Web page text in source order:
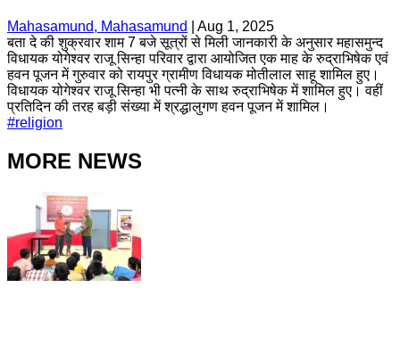
Mahasamund, Mahasamund
Aug 1, 2025
बता दे की शुक्रवार शाम 7 बजे सूत्रों से मिली जानकारी के अनुसार महासमुन्द
विधायक योगेश्वर राजू सिन्हा परिवार द्वारा आयोजित एक माह के रुद्राभिषेक एवं
हवन पूजन में गुरुवार को रायपुर ग्रामीण विधायक मोतीलाल साहू शामिल हुए।
विधायक योगेश्वर राजू सिन्हा भी पत्नी के साथ रुद्राभिषेक में शामिल हुए। वहीं
प्रतिदिन की तरह बड़ी संख्या में श्रद्धालुगण हवन पूजन में शामिल।
#religion
MORE NEWS